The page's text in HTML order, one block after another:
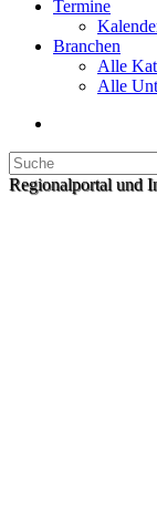
Termine
Branchen
Alle
Alle
Regionalportal und